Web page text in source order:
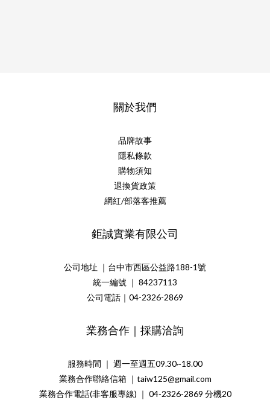
關於我們
品牌故事
隱私條款
購物須知
退換貨政策
網紅/部落客推薦
鉅誠實業有限公司
公司地址 ｜台中市西區公益路188-1號
統一編號 ｜ 84237113
公司電話｜04-2326-2869
業務合作｜採購洽詢
服務時間 ｜ 週一至週五09.30~18.00
業務合作聯絡信箱 ｜taiw125@gmail.com
業務合作電話(非客服專線) ｜ 04-2326-2869 分機20